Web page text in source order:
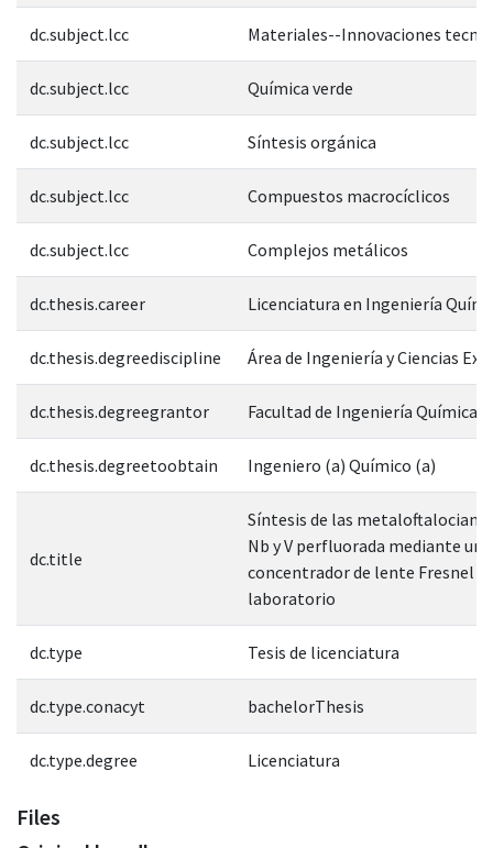
dc.subject.lcc Materiales--Innovaciones
dc.subject.lcc Química verde
dc.subject.lcc Síntesis orgánica
dc.subject.lcc Compuestos macrocíclicos
dc.subject.lcc Complejos metálicos
dc.thesis.career Licenciatura en Ingeniería
dc.thesis.degreediscipline Área de Ingeniería y Ciencias
dc.thesis.degreegrantor Facultad de Ingeniería Química
dc.thesis.degreetoobtain Ingeniero (a) Químico (a)
dc.title
Síntesis de las
Nb y V perfluorada mediante un
concentrador de lente Fresnel a
laboratorio
dc.type Tesis de licenciatura
dc.type.conacyt bachelorThesis
dc.type.degree Licenciatura
Files